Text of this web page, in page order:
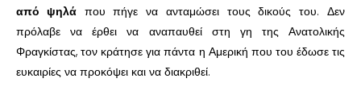
από ψηλάπου πήγε να ανταμώσει τους δικούς του. Δεν
πρόλαβε να έρθει να αναπαυθεί στη γη της Ανατολικής
Φραγκίστας, τον κράτησε για πάντα η Αμερική που του έδωσε τις
ευκαιρίες να προκόψει και να διακριθεί.